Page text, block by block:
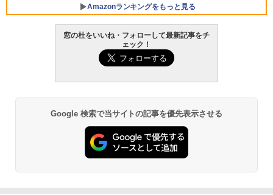
Core i5/16GB/SSD 512GB/ホワイト) FM
VWK3E15W_AZ
￥139,880
Amazonランキングをもっと見る
Amazon Kindle Paperwhite (16GB) 7イ
ンチディスプレイ、色調調節ライト、12
￥22,980
Amazon Kindle - 目に優しい、かさばら
ない、大きな画面で読みやすい、6週間持
窓の杜をいいね・フォローして最新記事をチ
ェック！
Google 検索で当サイトの記事を優先表示させる